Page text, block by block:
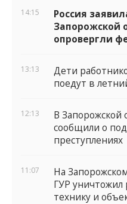
14:15
Россия
Запорожской
опровергли
13:13
Дети
поедут в
12:13
В Запорожской
сообщили о
преступлениях
11:07
На
ГУР уничтожил
технику и